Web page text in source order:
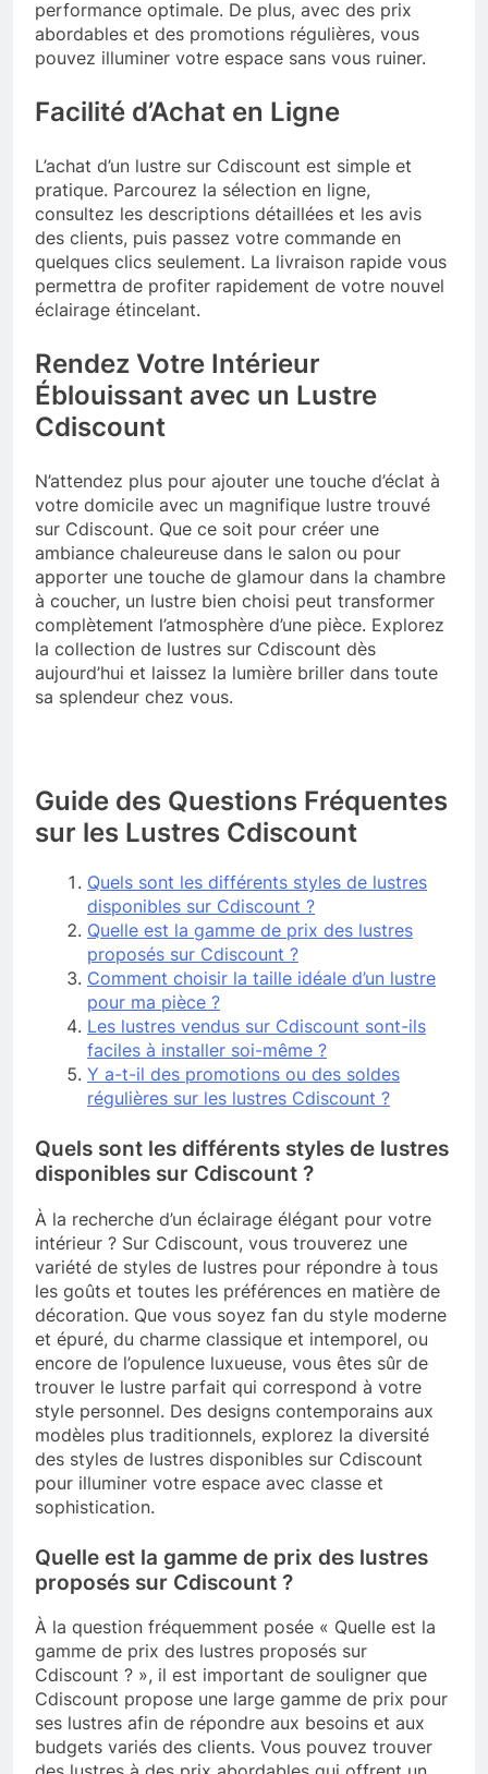
performance optimale. De plus, avec des prix
abordables et des promotions régulières, vous
pouvez illuminer votre espace sans vous ruiner.
Facilité d’Achat en Ligne
L’achat d’un lustre sur Cdiscount est simple et
pratique. Parcourez la sélection en ligne,
consultez les descriptions détaillées et les avis
des clients, puis passez votre commande en
quelques clics seulement. La livraison rapide vous
permettra de profiter rapidement de votre nouvel
éclairage étincelant.
Rendez Votre Intérieur
Éblouissant avec un Lustre
Cdiscount
N’attendez plus pour ajouter une touche d’éclat à
votre domicile avec un magnifique lustre trouvé
sur Cdiscount. Que ce soit pour créer une
ambiance chaleureuse dans le salon ou pour
apporter une touche de glamour dans la chambre
à coucher, un lustre bien choisi peut transformer
complètement l’atmosphère d’une pièce. Explorez
la collection de lustres sur Cdiscount dès
aujourd’hui et laissez la lumière briller dans toute
sa splendeur chez vous.
Guide des Questions Fréquentes
sur les Lustres Cdiscount
Quels sont les différents styles de lustres
disponibles sur Cdiscount ?
Quelle est la gamme de prix des lustres
proposés sur Cdiscount ?
Comment choisir la taille idéale d’un lustre
pour ma pièce ?
Les lustres vendus sur Cdiscount sont-ils
faciles à installer soi-même ?
Y a-t-il des promotions ou des soldes
régulières sur les lustres Cdiscount ?
Quels sont les différents styles de lustres
disponibles sur Cdiscount ?
À la recherche d’un éclairage élégant pour votre
intérieur ? Sur Cdiscount, vous trouverez une
variété de styles de lustres pour répondre à tous
les goûts et toutes les préférences en matière de
décoration. Que vous soyez fan du style moderne
et épuré, du charme classique et intemporel, ou
encore de l’opulence luxueuse, vous êtes sûr de
trouver le lustre parfait qui correspond à votre
style personnel. Des designs contemporains aux
modèles plus traditionnels, explorez la diversité
des styles de lustres disponibles sur Cdiscount
pour illuminer votre espace avec classe et
sophistication.
Quelle est la gamme de prix des lustres
proposés sur Cdiscount ?
À la question fréquemment posée « Quelle est la
gamme de prix des lustres proposés sur
Cdiscount ? », il est important de souligner que
Cdiscount propose une large gamme de prix pour
ses lustres afin de répondre aux besoins et aux
budgets variés des clients. Vous pouvez trouver